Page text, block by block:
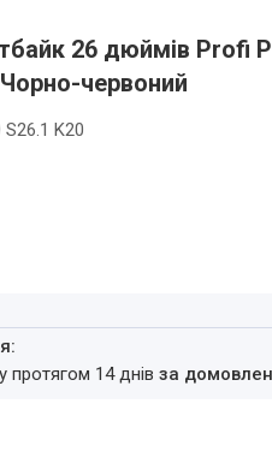
26 дюймів Profi
червоний
S26.1 K20
протягом 14 днів за